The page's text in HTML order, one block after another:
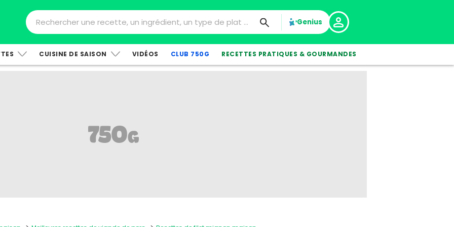
Genius
CUISINE DE SAISON VIDÉOS CLUB 750G RECETTES PRATIQUES & GOURMANDES